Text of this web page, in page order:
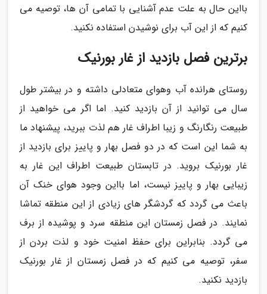
بااین حال به علت عدم آشنایی با تمامی آن ها، توصیه می
کنیم که از این آب برای نوشیدن استفاده نکنید.
برترین فصل بازدید از غار بورنیک
روستای هرانده آب وهوای متعادلی داشته و در بیشتر طول
سال می توانید از آن بازدید کنید. اما اگر می خواهید از
طبیعت رنگارنگ و زیبا اطراف غار هم لذت ببرید، پیشنهاد ما
به شما این است که در دو فصل بهار و پاییز برای بازدید از
غار بورنیک بروید. در تابستان طبیعت اطراف این غار به
زیبایی بهار و پاییز نیست، اما بااین وجود هوای خنک آن
باعث می گردد که گردشگر های زیادی از این منطقه تماشا
نمایند. در فصل زمستان این منطقه سرد و پوشیده از برف
می گردد. بنابراین برای حفظ امنیت خود و لذت بردن از
سفر، توصیه می کنیم که در فصل زمستان از غار بورنیک
بازدید نکنید.